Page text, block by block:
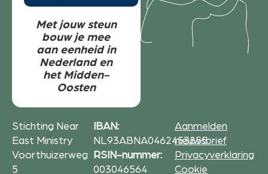
Met jouw steun
bouw je mee
aan eenheid in
Nederland en
het Midden-
Oosten
Stichting Near
East Ministry
Voorthuizerweg
5
IBAN:
NL93ABNA0462453855
RSIN-nummer:
003046564
Aanmelden
nieuwsbrief
Privacyverklaring
Cookie